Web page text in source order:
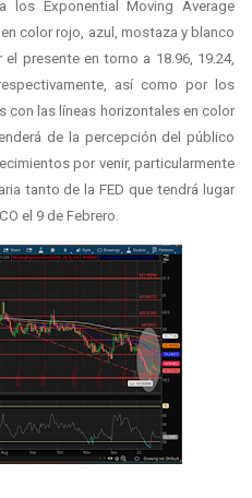
los Exponential Moving Average
color rojo, azul, mostaza y blanco
presente en torno a 18.96, 19.24,
así como por los
con las líneas horizontales en color
de la percepción del público
por venir, particularmente
tanto de la FED que tendrá lugar
el 9 de Febrero.